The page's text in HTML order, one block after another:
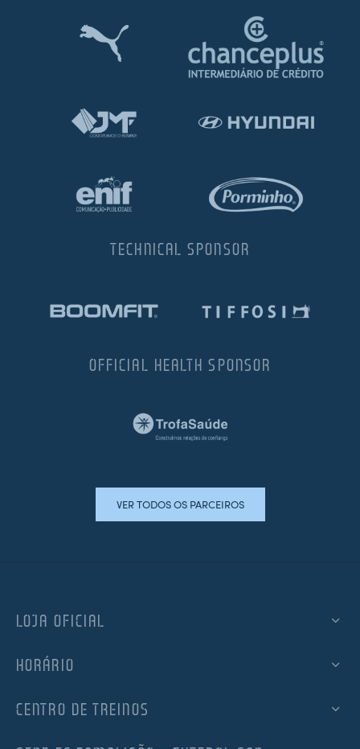
TECHNICAL SPONSOR
OFFICIAL HEALTH SPONSOR
VER TODOS OS PARCEIROS
LOJA OFICIAL
HORÁRIO
CENTRO DE TREINOS